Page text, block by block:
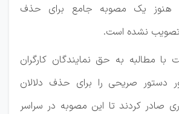
هنوز یک مصوبه جامع برای حذف
تصویب نشده است.
مطالبه به حق نمایندگان کارگران
دستور صریحی را برای حذف دلالان
صادر کردند تا این مصوبه در سراسر